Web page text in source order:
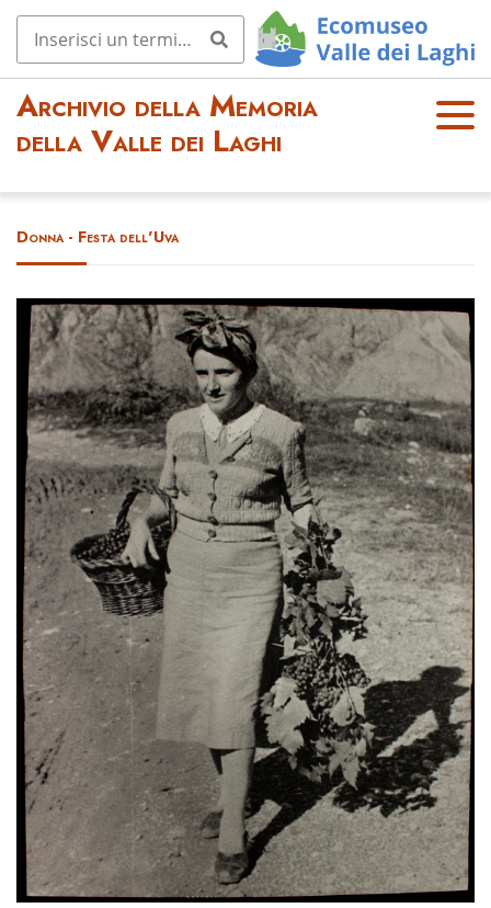
Archivio della Memoria
della Valle dei Laghi
OPE
Donna - Festa dell'Uva